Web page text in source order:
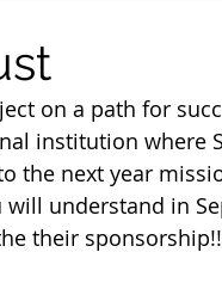
on a path for
institution where
the next year
understand in
their sponsorship!!